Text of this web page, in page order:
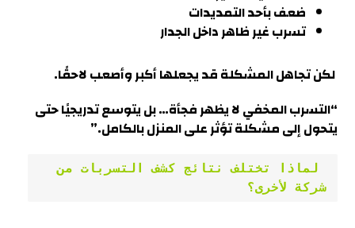
ضعف بأحد التمديدات
تسرب غير ظاهر داخل الجدار
لكن تجاهل المشكلة قد يجعلها أكبر وأصعب لاحقًا.
“التسرب المخفي لا يظهر فجأة… بل يتوسع تدريجيًا حتى
يتحول إلى مشكلة تؤثر على المنزل بالكامل.”
لماذا تختلف نتائج كشف التسربات من
شركة لأخرى؟